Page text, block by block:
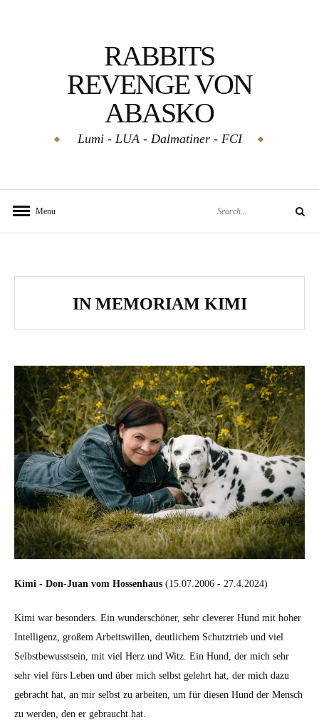
RABBITS
REVENGE VON
ABASKO
Lumi - LUA - Dalmatiner - FCI
Menu Search
IN MEMORIAM KIMI
Kimi - Don-Juan vom Hossenhaus (15.07.2006 - 27.4.2024)
Kimi war besonders. Ein wunderschöner, sehr cleverer Hund mit hoher
Intelligenz, großem Arbeitswillen, deutlichem Schutztrieb und viel
Selbstbewusstsein, mit viel Herz und Witz. Ein Hund, der mich sehr
sehr viel fürs Leben und über mich selbst gelehrt hat, der mich dazu
gebracht hat, an mir selbst zu arbeiten, um für diesen Hund der Mensch
zu werden, den er gebraucht hat.